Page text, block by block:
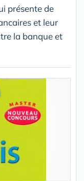
présente de
et leur
la banque et